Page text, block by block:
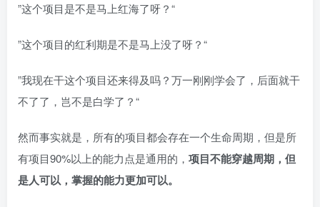
”这个项目是不是马上红海了呀？“​
”这个项目的红利期是不是马上没了呀？“​
”我现在干这个项目还来得及吗？万一刚刚学会了，后面就干
不了了，岂不是白学了？“​
然而事实就是，所有的项目都会存在一个生命周期，但是所
有项目90%以上的能力点是通用的， 项目不能穿越周期，但
是人可以，掌握的能力更加可以。